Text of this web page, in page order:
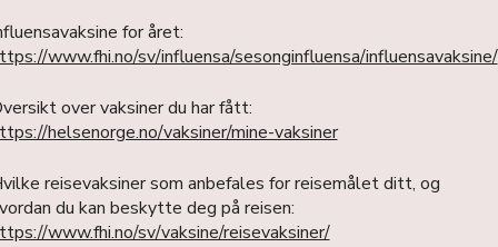
for året:
www.fhi.no/sv/influensa/sesonginfluensa/influensavaksine/
over vaksiner du har fått:
helsenorge.no/vaksiner/mine-vaksiner
reisevaksiner som anbefales for reisemålet ditt, og
du kan beskytte deg på reisen:
www.fhi.no/sv/vaksine/reisevaksiner/